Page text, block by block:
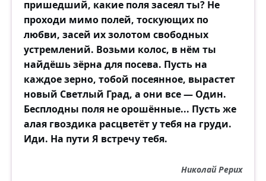
пришедший, какие поля засеял ты? Не
проходи мимо полей, тоскующих по
любви, засей их золотом свободных
устремлений. Возьми колос, в нём ты
найдёшь зёрна для посева. Пусть на
каждое зерно, тобой посеянное, вырастет
новый Светлый Град, а они все — Один.
Бесплодны поля не орошённые... Пусть же
алая гвоздика расцветёт у тебя на груди.
Иди. На пути Я встречу тебя.
Николай Рерих